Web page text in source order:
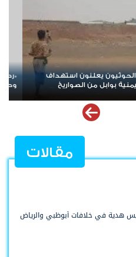
مأرب
استنزاف غير مسبوق.. حرب
الأمريكية وتدق ناقوس
مقالات
هدية في خلافات أبوظبي والرياض